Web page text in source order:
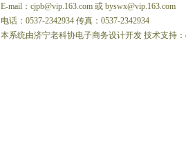
E-mail：cjpb@vip.163.com 或 byswx@vip.163.com
电话：0537-2342934 传真：0537-2342934
本系统由济宁老科协电子商务设计开发 技术支持：